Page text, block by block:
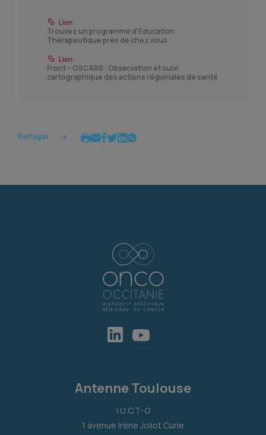
Trouvez un programme d’Education
Thérapeutique près de chez vous
Front – OSCARS : Observation et suivi
cartographique des actions régionales de santé
Partager
Antenne Toulouse
I.U.C.T-O
1 avenue Irène Joliot Curie